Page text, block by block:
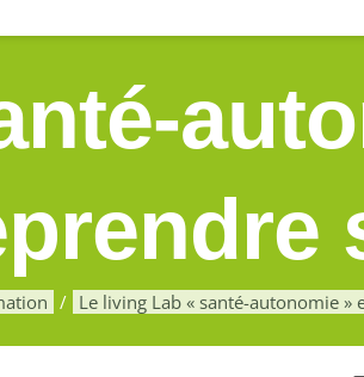
Le living Lab « santé-autonomie